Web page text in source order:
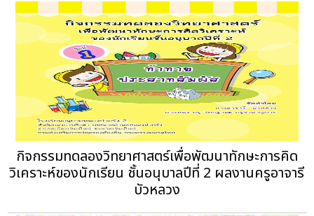
กิจกรรมทดลองวิทยาศาสตร์เพื่อพัฒนาทักษะการคิด
วิเคราะห์ของนักเรียน ชั้นอนุบาลปีที่ 2 ผลงานครูอาจารี
บัวหลวง